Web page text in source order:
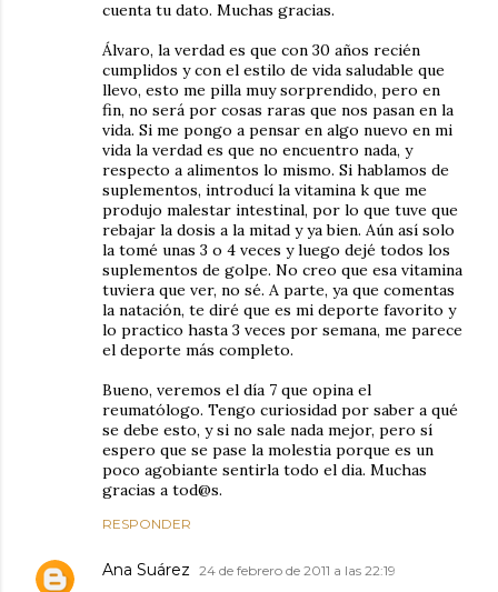
cuenta tu dato. Muchas gracias.
Álvaro, la verdad es que con 30 años recién
cumplidos y con el estilo de vida saludable que
llevo, esto me pilla muy sorprendido, pero en
fin, no será por cosas raras que nos pasan en la
vida. Si me pongo a pensar en algo nuevo en mi
vida la verdad es que no encuentro nada, y
respecto a alimentos lo mismo. Si hablamos de
suplementos, introducí la vitamina k que me
produjo malestar intestinal, por lo que tuve que
rebajar la dosis a la mitad y ya bien. Aún así solo
la tomé unas 3 o 4 veces y luego dejé todos los
suplementos de golpe. No creo que esa vitamina
tuviera que ver, no sé. A parte, ya que comentas
la natación, te diré que es mi deporte favorito y
lo practico hasta 3 veces por semana, me parece
el deporte más completo.
Bueno, veremos el día 7 que opina el
reumatólogo. Tengo curiosidad por saber a qué
se debe esto, y si no sale nada mejor, pero sí
espero que se pase la molestia porque es un
poco agobiante sentirla todo el dia. Muchas
gracias a tod@s.
RESPONDER
Ana Suárez 24 de febrero de 2011 a las 22:19